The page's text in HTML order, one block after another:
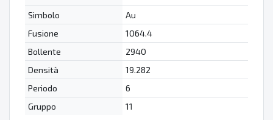
Simbolo
Au
Fusione
1064.4
Bollente
2940
Densità
19.282
Periodo
6
Gruppo
11